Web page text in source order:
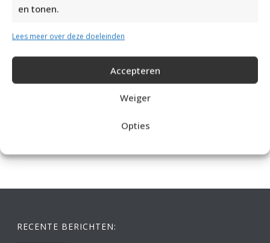
en tonen.
Lees meer over deze doeleinden
Accepteren
Weiger
Opties
RECENTE BERICHTEN: